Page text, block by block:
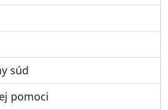
súd
pomoci